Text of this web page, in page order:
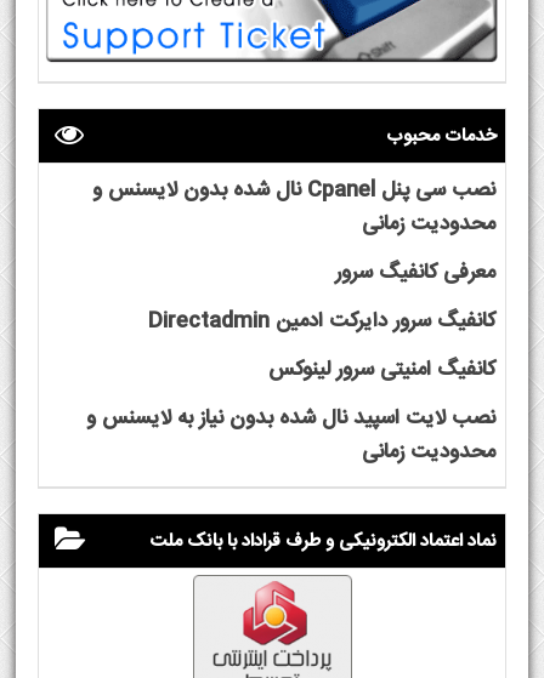
خدمات محبوب
نصب سی پنل Cpanel نال شده بدون لایسنس و
محدودیت زمانی
معرفی کانفیگ سرور
کانفیگ سرور دایرکت ادمین Directadmin
کانفیگ امنیتی سرور لینوکس
نصب لایت اسپید نال شده بدون نیاز به لایسنس و
محدودیت زمانی
نماد اعتماد الکترونیکی و طرف قراداد با بانک ملت